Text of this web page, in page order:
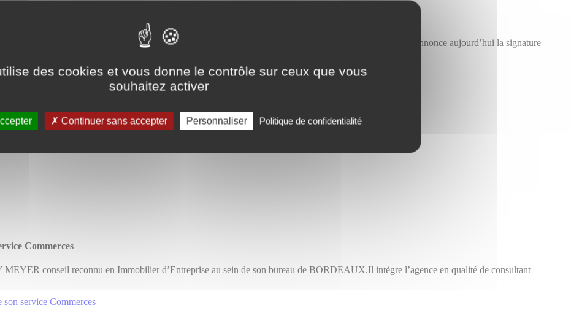
des cookies et vous donne le contrôle sur ceux que vous
souhaitez activer
Continuer sans accepter Personnaliser Politique de confidentialité
Les Grands Hommes à Bordeaux
novembre 2019 –Tourny Meyer, spécialiste de la location ou vente de biens immobiliers aux entreprises annonce aujourd’hui la signature
Commercial Les Grands Hommes à Bordeaux
Commerces
conseil reconnu en Immobilier d’Entreprise au sein de son bureau de BORDEAUX.Il intègre l’agence en qualité de consultant
service Commerces